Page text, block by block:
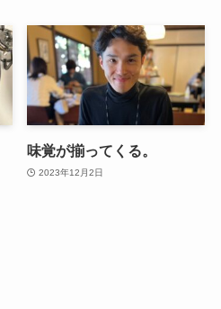
味覚が揃ってくる。
2023年12月2日